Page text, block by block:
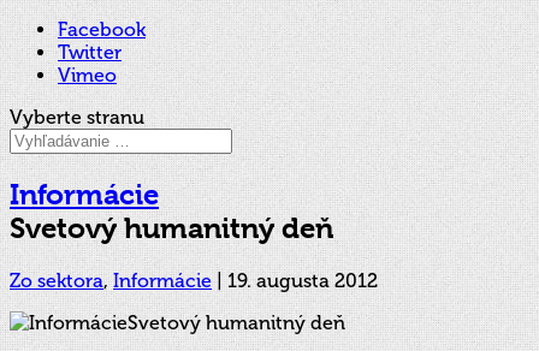
Facebook
Twitter
Vimeo
Vyberte stranu
Informácie
Svetový humanitný deň
Zo sektora,Informácie|19. augusta 2012